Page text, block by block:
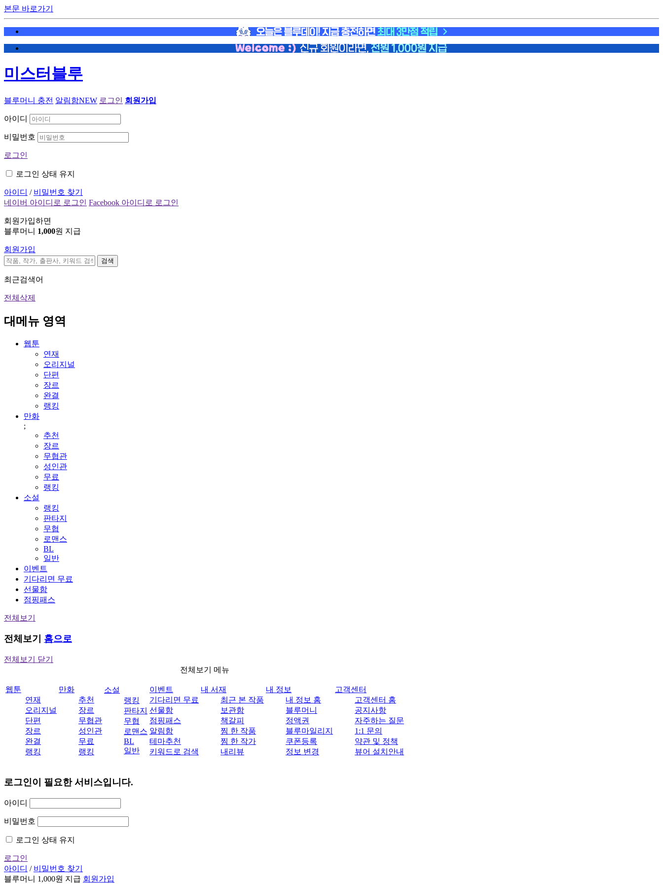
본문 바로가기
미스터블루
블루머니 충전 알림함NEW 로그인 회원가입
아이디
비밀번호
로그인
로그인 상태 유지
아이디 / 비밀번호 찾기
네이버 아이디로 로그인 Facebook 아이디로 로그인
회원가입하면
블루머니 1,000원 지급
회원가입
검색
최근검색어
전체삭제
대메뉴 영역
웹툰
연재
오리지널
단편
장르
완결
랭킹
만화
;
추천
장르
무협관
성인관
무료
랭킹
소설
랭킹
판타지
무협
로맨스
BL
일반
이벤트
기다리면 무료
선물함
점핑패스
전체보기
전체보기 홈으로
전체보기 닫기
전체보기 메뉴
웹툰
연재
오리지널
단편
장르
완결
랭킹
만화
추천
장르
무협관
성인관
무료
랭킹
소설
랭킹
판타지
무협
로맨스
BL
일반
이벤트
기다리면 무료
선물함
점핑패스
알림함
테마추천
키워드로 검색
내 서재
최근 본 작품
보관함
책갈피
찜 한 작품
찜 한 작가
내리뷰
내 정보
내 정보 홈
블루머니
정액권
블루마일리지
쿠폰등록
정보 변경
고객센터
고객센터 홈
공지사항
자주하는 질문
1:1 문의
약관 및 정책
뷰어 설치안내
로그인이 필요한 서비스입니다.
아이디
비밀번호
로그인 상태 유지
로그인
아이디 / 비밀번호 찾기
블루머니 1,000원 지급 회원가입